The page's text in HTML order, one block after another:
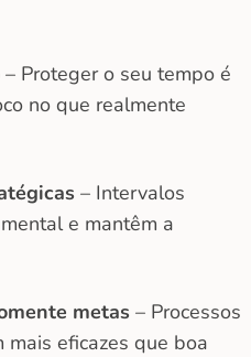
– Proteger o seu tempo é
no que realmente
– Intervalos
e mantêm a
metas – Processos
eficazes que boa